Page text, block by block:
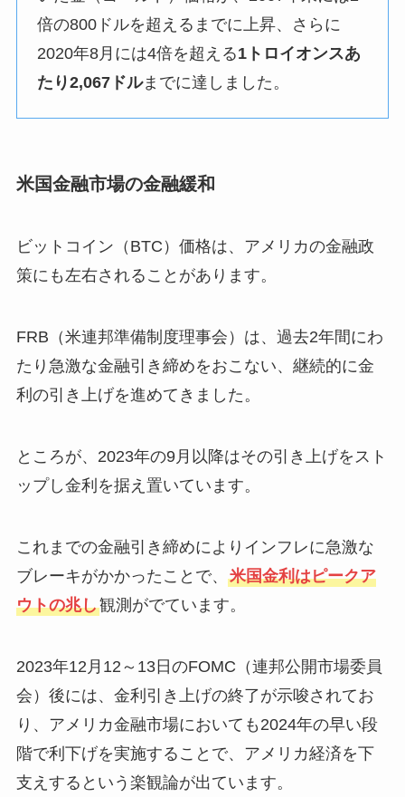
倍の800ドルを超えるまでに上昇、さらに
2020年8月には4倍を超える1トロイオンスあ
たり2,067ドルまでに達しました。
米国金融市場の金融緩和
ビットコイン（BTC）価格は、アメリカの金融政
策にも左右されることがあります。
FRB（米連邦準備制度理事会）は、過去2年間にわ
たり急激な金融引き締めをおこない、継続的に金
利の引き上げを進めてきました。
ところが、2023年の9月以降はその引き上げをスト
ップし金利を据え置いています。
これまでの金融引き締めによりインフレに急激な
ブレーキがかかったことで、 米国金利はピークア
ウトの兆し観測がでています。
2023年12月12～13日のFOMC（連邦公開市場委員
会）後には、金利引き上げの終了が示唆されてお
り、アメリカ金融市場においても2024年の早い段
階で利下げを実施することで、アメリカ経済を下
支えするという楽観論が出ています。